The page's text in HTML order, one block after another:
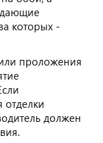
которых -
проложения
отделки
должен